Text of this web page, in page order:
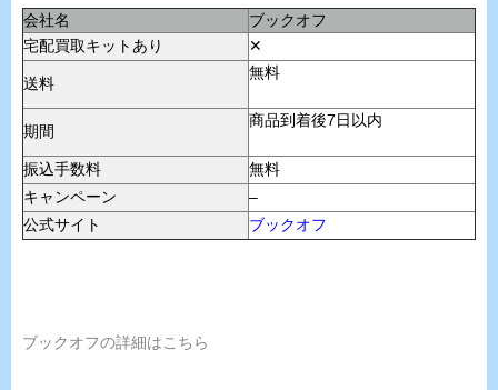
会社名
ブックオフ
宅配買取キットあり
✕
送料
無料
期間
商品到着後7日以内
振込手数料
無料
キャンペーン
–
公式サイト
ブックオフ
ブックオフの詳細はこちら